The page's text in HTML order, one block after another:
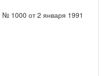
1000 от 2 января 1991